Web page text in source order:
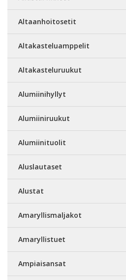
Altaanhoitosetit
Altakasteluamppelit
Altakasteluruukut
Alumiinihyllyt
Alumiiniruukut
Alumiinituolit
Aluslautaset
Alustat
Amaryllismaljakot
Amaryllistuet
Ampiaisansat